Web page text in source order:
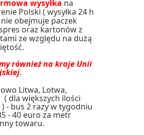
wysyłka na
Polski ( wysyłka 24 h
nie obejmuje paczek
oraz kartonów z
ze względu na dużą
również na kraje Unii
.
Litwa, Lotwa,
( dla większych ilości
- bus 2 razy w tygodniu
- 40 euro za metr
towaru.